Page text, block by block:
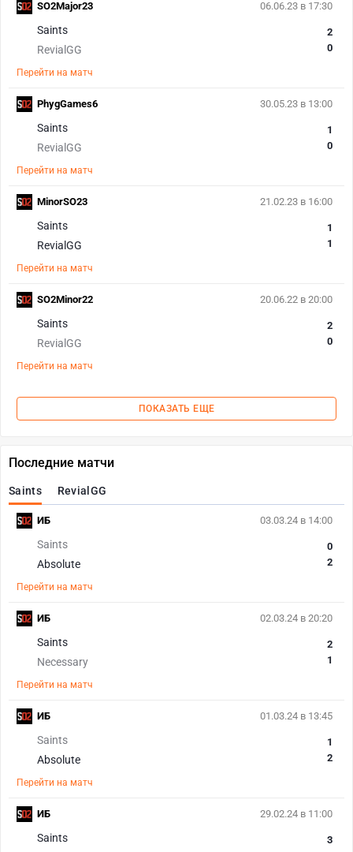
06.06.23 в 17:30
Saints
RevialGG
2
0
Перейти на матч
SO2Major23
30.05.23 в 13:00
Saints
RevialGG
1
0
Перейти на матч
PhygGames6
21.02.23 в 16:00
Saints
RevialGG
1
1
Перейти на матч
MinorSO23
20.06.22 в 20:00
Saints
RevialGG
2
0
Перейти на матч
SO2Minor22
ПОКАЗАТЬ ЕЩЕ
Последние матчи
Saints RevialGG
03.03.24 в 14:00
Saints
Absolute
0
2
Перейти на матч
ИБ
02.03.24 в 20:20
Saints
Necessary
2
1
Перейти на матч
ИБ
01.03.24 в 13:45
Saints
Absolute
1
2
Перейти на матч
ИБ
29.02.24 в 11:00
Saints
3
ИБ